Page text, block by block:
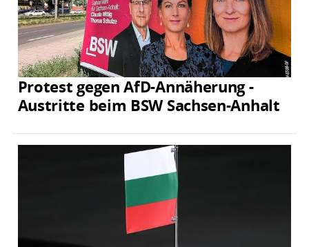
Protest gegen AfD-Annäherung -
Austritte beim BSW Sachsen-Anhalt